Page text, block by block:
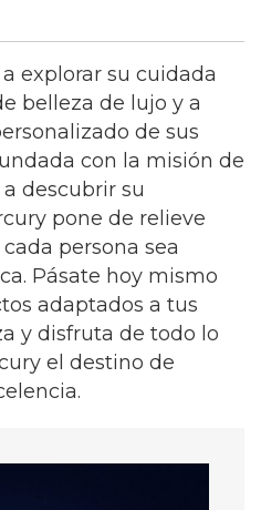
explorar su cuidada
belleza de lujo y a
de sus
con la misión de
descubrir su
pone de relieve
persona sea
Pásate hoy mismo
adaptados a tus
y disfruta de todo lo
el destino de